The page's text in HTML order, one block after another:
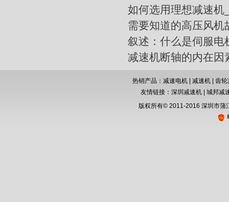
如何选用理想减速机
需要知道的高压风机
叙述：什么是伺服电
减速机断轴的内在因
热销产品：减速电机 | 减速机 | 齿轮
友情链接： 深圳减速机| 城邦减
版权所有© 2011-2016 深圳市蒲